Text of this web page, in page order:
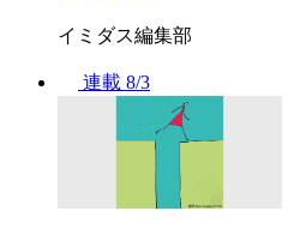
イミダス編集部
連載 8/3